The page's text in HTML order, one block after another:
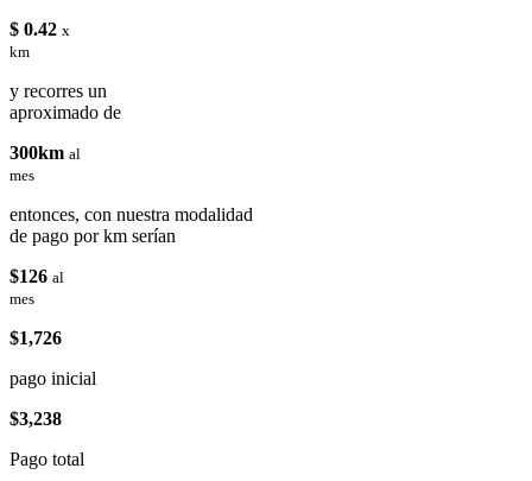
$ 0.42 x
km
y recorres un
aproximado de
300km al
mes
entonces, con nuestra modalidad
de pago por km serían
$126 al
mes
$1,726
pago inicial
$3,238
Pago total